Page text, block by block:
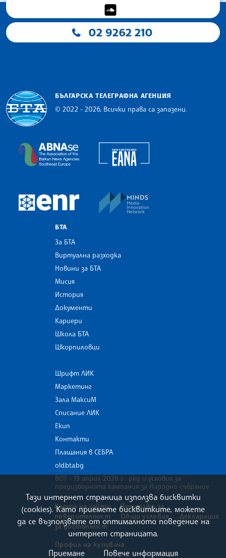
02 9262 210
БЪЛГАРСКА ТЕЛЕГРАФНА АГЕНЦИЯ
© 2022 - 2026, Всички права са запазени.
The Assocoation of the Balkan News Agencies
European Newsroom
БТА
За БТА
Виртуална разходка
Новини за БТА
Мисия
История
Документи
Кариери
Школа БТА
Шкорпиловци
Шрифт ЛИК
Маркетинг
Зала МаксиМ
Списание ЛИК
Екип
Контакти
Плащания в СЕБРА
old.bta.bg
ВОТ - 19 април 2026 г . ред и условия за
предизборната кампания за Народно събрание
Карта на сайта
Политика за
поверителност
Общи условия
Декларация
за достъпност
Профил на купувача
Тази интернет страница използва бисквитки
(cookies). Като приемете бисквитките, можете
да се възползвате от оптималното поведение на
интернет страницата.
Приемане
Повече информация